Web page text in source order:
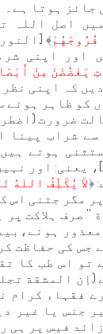
جائز ہوتا ہے۔
اصل اللہ
فُرُوجَهُمْ
اور اپنی
يَغْضُضْنَ مِنْ
کہ اپنی
کو ظاہر ہونے
ضرورت
سے شراب پینا
ہوتے
[الحج: 78]، یعنی:
﴿ل اَ يُكَلِّفُ اللهُ
مگر جتنی اس
'' صرف ہلاکت
جس کی حفاظت
تو اس طب کا
(إن المشقة
فقہاء کرام
جنس یا غیر
فیس پر ہی